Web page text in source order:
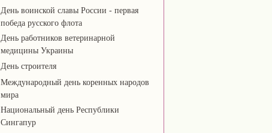
День воинской славы России - первая
победа русского флота
День работников ветеринарной
медицины Украины
День строителя
Международный день коренных народов
мира
Национальный день Республики
Сингапур